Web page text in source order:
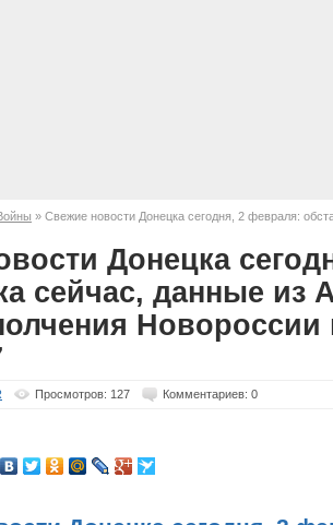
» Свежие новости Донецка сегодня, 2 февраля:
на сегодня, 02.02.2017Донецка
сейчас, данные из
Новороссии
Просмотров: 127 Комментариев: 0